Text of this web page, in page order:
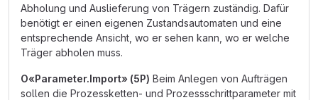
Abholung und Auslieferung von Trägern zuständig. Dafür
benötigt er einen eigenen Zustandsautomaten und eine
entsprechende Ansicht, wo er sehen kann, wo er welche
Träger abholen muss.
O«Parameter.Import» (5P) Beim Anlegen von Aufträgen
sollen die Prozessketten- und Prozessschrittparameter mit